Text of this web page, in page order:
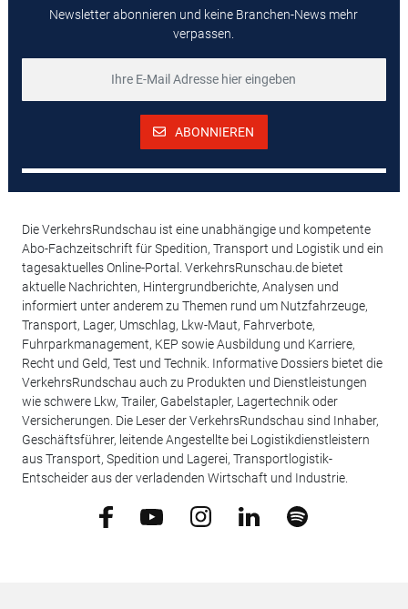
Newsletter abonnieren und keine Branchen-News mehr
verpassen.
ABONNIEREN
Die VerkehrsRundschau ist eine unabhängige und kompetente
Abo-Fachzeitschrift für Spedition, Transport und Logistik und ein
tagesaktuelles Online-Portal. VerkehrsRunschau.de bietet
aktuelle Nachrichten, Hintergrundberichte, Analysen und
informiert unter anderem zu Themen rund um Nutzfahrzeuge,
Transport, Lager, Umschlag, Lkw-Maut, Fahrverbote,
Fuhrparkmanagement, KEP sowie Ausbildung und Karriere,
Recht und Geld, Test und Technik. Informative Dossiers bietet die
VerkehrsRundschau auch zu Produkten und Dienstleistungen
wie schwere Lkw, Trailer, Gabelstapler, Lagertechnik oder
Versicherungen. Die Leser der VerkehrsRundschau sind Inhaber,
Geschäftsführer, leitende Angestellte bei Logistikdienstleistern
aus Transport, Spedition und Lagerei, Transportlogistik-
Entscheider aus der verladenden Wirtschaft und Industrie.